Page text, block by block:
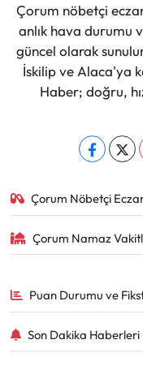
Çorum nöbetçi
anlık hava durumu
güncel olarak
İskilip ve Alaca'ya
Haber; doğru,
Çorum Nöbetçi
Çorum Namaz
Puan Durumu ve
Son Dakika Haberleri